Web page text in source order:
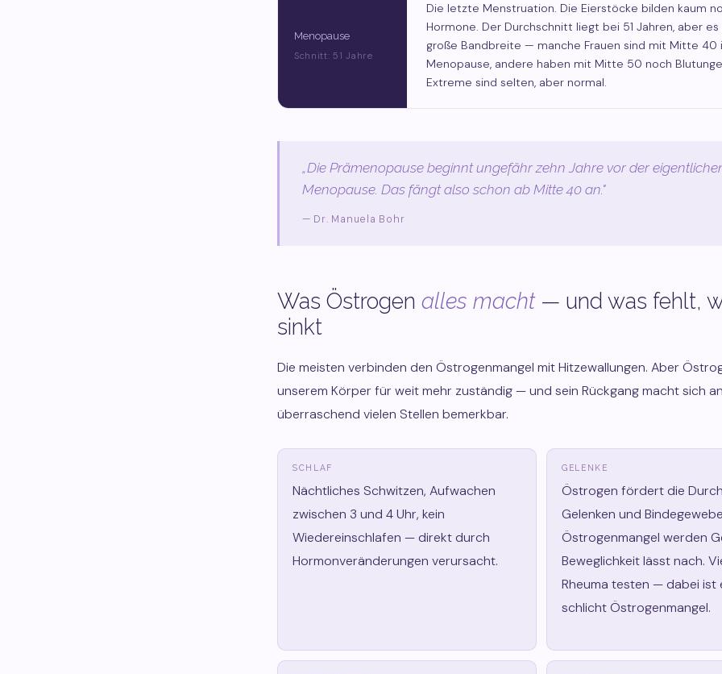
Menopause
Schnitt: 51 Jahre
Die letzte Menstruation. Die Eierstöcke bilden kaum
Hormone. Der Durchschnitt liegt bei 51 Jahren, aber
große Bandbreite — manche Frauen sind mit Mitte 40
Menopause, andere haben mit Mitte 50 noch
Extreme sind selten, aber normal.
„Die Prämenopause beginnt ungefähr zehn Jahre vor der
Menopause. Das fängt also schon ab Mitte 40 an."
— Dr. Manuela Bohr
Was Östrogen alles macht— und was fehlt,
sinkt
Die meisten verbinden den Östrogenmangel mit Hitzewallungen. Aber
unserem Körper für weit mehr zuständig — und sein Rückgang macht sich an
überraschend vielen Stellen bemerkbar.
SCHLAF
Nächtliches Schwitzen, Aufwachen
zwischen 3 und 4 Uhr, kein
Wiedereinschlafen — direkt durch
Hormonveränderungen verursacht.
GELENKE
Östrogen fördert die
Gelenken und
Östrogenmangel werden
Beweglichkeit lässt nach.
Rheuma testen — dabei ist
schlicht Östrogenmangel.